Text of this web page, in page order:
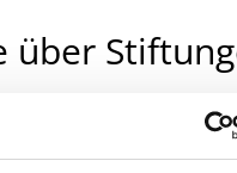
über